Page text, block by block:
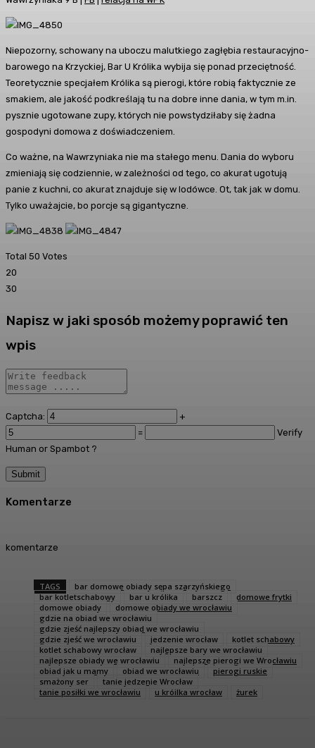
Niepozorny, schowany na uboczu malutkiego zagłębia restauracyjno-
barowego na Krzyckiej, Bar U Królika wybija się ponad przeciętność.
Teoretycznie specjałem Królika są pierogi, które robią faktycznie ze
smakiem, ale jakość podkreślają tu na dobre inne dania, w tym m.in.
pysznie ugotowane zupy, których nie powstydziłaby się żadna
gospodyni domowa z doświadczeniem.
Co ważne, na Wawrzyniaka nie ma stałego menu. Dania do wyboru
zmieniają się codziennie, w zależności od tego, co akurat ugotują
panie z kuchni, co akurat znajduje się w lodówce. Ot, tak jak w domu.
Tylko uważajcie, bo porcje są gigantyczne.
Total 50 Votes
20
30
Napisz w jaki sposób możemy poprawić ten
wpis
Captcha:
+
=
Verify
Human or Spambot ?
Komentarze
komentarze
TAGS
bar domowe obiady sępa szarzyńskiego
bar kotletschabowy
bar u królika barszcz
domowe frytki
domowe obiady
domowe obiady we wrocławiu
gdzie na obiad we wrocławiu
gdzie zjeść najlepszy obiad we wrocławiu
gdzie zjeść we wrocławiu
jedzenie wrocław
kotlet schabowy
kotlet schabowy wrocław
najlepsze bary we wrocławiu
najlepsze obiady we wrocławiu
najlepsze pierogi we Wrocławiu
obiad jak u mamy
obiad we wrocławiu
pierogi ruskie
smażony ser
tanie jedzenie Wrocław
tanie posiłki we wrocławiu
u króilka wrocław żurek